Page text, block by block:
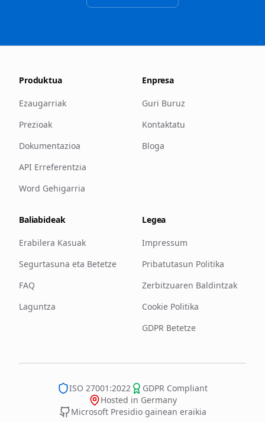
Produktua
Ezaugarriak
Prezioak
Dokumentazioa
API Erreferentzia
Word Gehigarria
Enpresa
Guri Buruz
Kontaktatu
Bloga
Baliabideak
Erabilera Kasuak
Segurtasuna eta Betetze
FAQ
Laguntza
Legea
Impressum
Pribatutasun Politika
Zerbitzuaren Baldintzak
Cookie Politika
GDPR Betetze
ISO 27001:2022
GDPR Compliant
Hosted in Germany
Microsoft Presidio gainean eraikia